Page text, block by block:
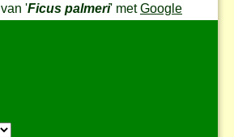
van 'Ficus palmeri' metGoogle